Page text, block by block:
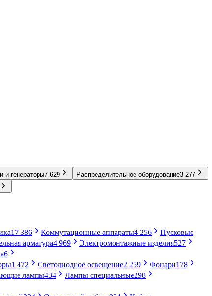
и генераторы7 629 Распределительное оборудование3 277
17 386 Коммутационные аппараты4 256
Пусковые
арматура4 969 Электромонтажные изделия527
6
1 472 Светодиодное освещение2 259 Фонари178
лампы434 Лампы специальные298